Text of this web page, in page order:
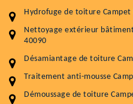
Hydrofuge de toiture Campet
Nettoyage extérieur
40090
Désamiantage de toiture
Traitement anti-mousse
Démoussage de toiture
Service
Démoussage toiture
Traitement hydrofuge